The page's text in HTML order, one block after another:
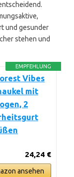
und gesunder
stehen und
EMPFEHLUNG
Vibes
mit
2
24,24 €
ansehen